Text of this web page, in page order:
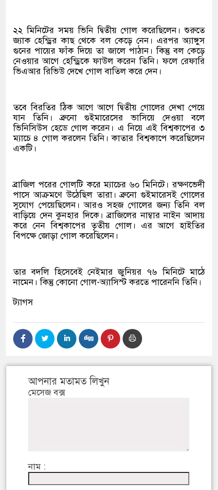
২২ মিনিটের সময় ভিনি দ্বিতীয় গোল করেছিলেন। শুরুতে
জ্যাক হেন্ড্রির কাছ থেকে বল কেড়ে নেন। এরপর অ্যাঙ্গুস
গুনের পায়ের ফাঁক দিয়ে তা জালে পাঠান। কিন্তু বল কেড়ে
নেওয়ার আগে হেন্ড্রিকে ফাউল করেন তিনি। ফলে রেফারি
ভিএআর রিভিউ দেখে গোল বাতিল করে দেন।
তবে বিরতির ঠিক আগে আগে দ্বিতীয় গোলের দেখা পেয়ে
যান তিনি। ব্রুনো গুইমারেসের ভাসিয়ে দেওয়া বলে
ভিনিসিউস হেডে গোল করেন। এ নিয়ে এই বিশ্বকাপের ৩
ম্যাচে ৪ গোল করলেন তিনি। কাতার বিশ্বকাপে করেছিলেন
একটি।
ব্রাজিল পরের গোলটি করে ম্যাচের ৬০ মিনিটে। রক্ষণভেদী
পাসে আক্রমণে উঠেছিল তারা। ব্রুনো গুইমারেসই গোলের
সুযোগ পেয়েছিলেন। আরও সহজ গোলের জন্য তিনি বল
বাড়িয়ে দেন কুনহার দিকে। ব্রাজিলের নাম্বার নাইন আদায়
করে নেন বিশ্বকাপের তৃতীয় গোল। এর আগে হাইতির
বিপক্ষে জোড়া গোল করেছিলেন।
তার বদলি হিসেবেই নেইমার জুনিয়র ৭৬ মিনিটে মাঠে
নামেন। কিন্তু কোনো গোল-অ্যাসিস্ট করতে পারেননি তিনি।
ট্যাগস
আপনার মতামত লিখুন
মেসেজ বক্স
নাম :